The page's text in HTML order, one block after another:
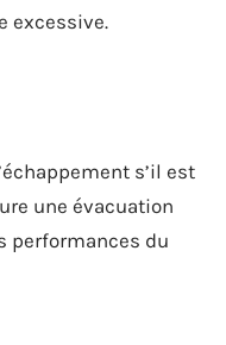
excessive.
s’il est
une évacuation
performances du